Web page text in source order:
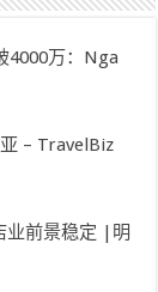
4000万：Nga
– TravelBiz
业前景稳定 |明